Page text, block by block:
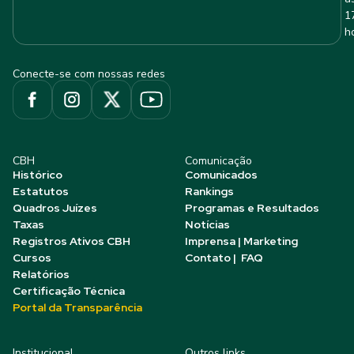
Conecte-se com nossas redes
CBH
Histórico
Estatutos
Quadros Juízes
Taxas
Registros Ativos CBH
Cursos
Relatórios
Certificação Técnica
Portal da Transparência
Comunicação
Comunicados
Rankings
Programas e Resultados
Notícias
Imprensa | Marketing
Contato | FAQ